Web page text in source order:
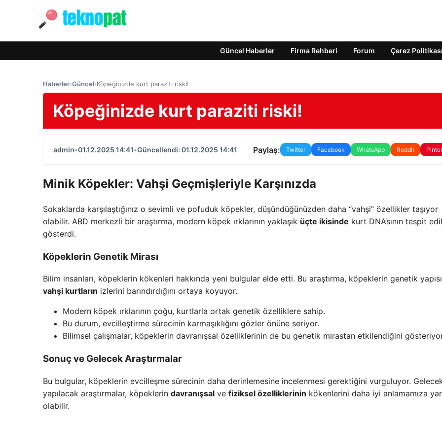
Güncel Haberler Firma Rehberi Forum Çerez Politikası
Haberler›Güncel›Köpeğinizde kurt paraziti riski!
Köpeğinizde kurt paraziti riski!
admin•01.12.2025 14:41•Güncellendi: 01.12.2025 14:41 Paylaş: Twitter Facebook WhatsApp Reddit
Minik Köpekler: Vahşi Geçmişleriyle Karşınızda
Sokaklarda karşılaştığınız o sevimli ve pofuduk köpekler, düşündüğünüzden daha “vahşi” özellikler taşıyor
olabilir. ABD merkezli bir araştırma, modern köpek ırklarının yaklaşık üçte ikisinde kurt DNA’sının tespit
gösterdi.
Köpeklerin Genetik Mirası
Bilim insanları, köpeklerin kökenleri hakkında yeni bulgular elde etti. Bu araştırma, köpeklerin genetik
vahşi kurtların izlerini barındırdığını ortaya koyuyor.
Modern köpek ırklarının çoğu, kurtlarla ortak genetik özelliklere sahip.
Bu durum, evcilleştirme sürecinin karmaşıklığını gözler önüne seriyor.
Bilimsel çalışmalar, köpeklerin davranışsal özelliklerinin de bu genetik mirastan etkilendiğini
Sonuç ve Gelecek Araştırmalar
Bu bulgular, köpeklerin evcilleşme sürecinin daha derinlemesine incelenmesi gerektiğini vurguluyor.
yapılacak araştırmalar, köpeklerin davranışsal ve fiziksel özelliklerinin kökenlerini daha iyi anlamamıza
olabilir.